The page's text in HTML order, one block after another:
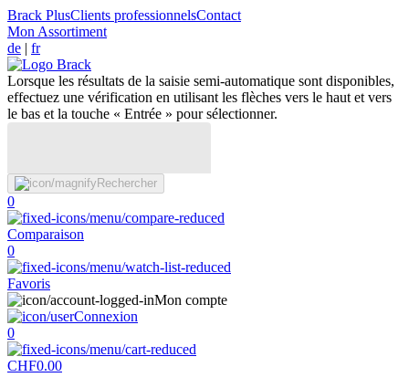
Brack PlusClients professionnelsContact
Mon Assortiment
de | fr
Lorsque les résultats de la saisie semi-automatique sont disponibles,
effectuez une vérification en utilisant les flèches vers le haut et vers
le bas et la touche « Entrée » pour sélectionner.
Rechercher
0
Comparaison
0
Favoris
Mon compte
Connexion
0
CHF0.00